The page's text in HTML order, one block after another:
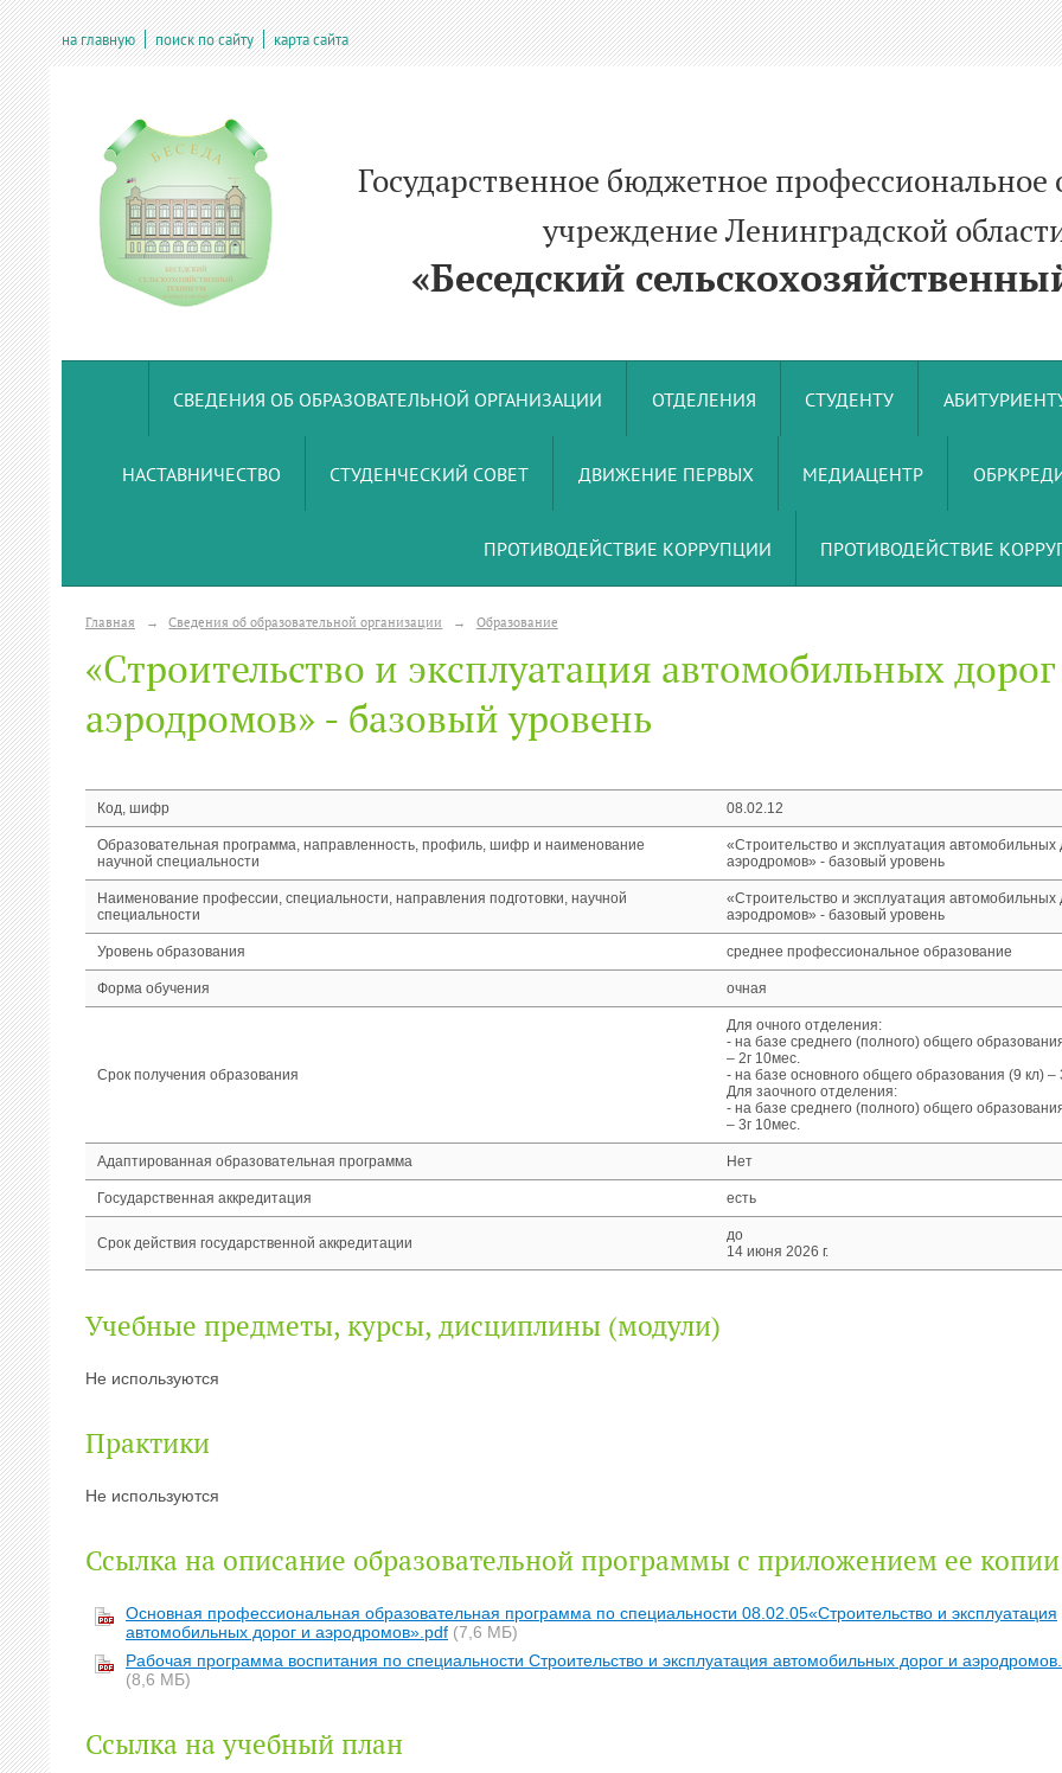
на главную поиск по сайту карта сайта
Государственное бюджетное профессиональное
учреждение Ленинградской
«Беседский
СВЕДЕНИЯ ОБ ОБРАЗОВАТЕЛЬНОЙ ОРГАНИЗАЦИИ ОТДЕЛЕНИЯ СТУДЕНТУ
НАСТАВНИЧЕСТВО СТУДЕНЧЕСКИЙ СОВЕТ ДВИЖЕНИЕ ПЕРВЫХ МЕДИАЦЕНТР
ПРОТИВОДЕЙСТВИЕ КОРРУПЦИИ ПРОТИВОДЕЙСТВИЕ
Главная → Сведения об образовательной организации → Образование
«Строительство и эксплуатация автомобильных
аэродромов» - базовый уровень
Код, шифр 08.02.12
Образовательная программа, направленность, профиль, шифр и наименование
научной специальности
«Строительство и эксплуатация автомобильных
аэродромов» - базовый уровень
Наименование профессии, специальности, направления подготовки, научной
специальности
«Строительство и эксплуатация автомобильных
аэродромов» - базовый уровень
Уровень образования среднее профессиональное образование
Форма обучения очная
Срок получения образования
Для очного отделения:
- на базе среднего (полного) общего
– 2г 10мес.
- на базе основного общего образования (9 кл) –
Для заочного отделения:
- на базе среднего (полного) общего
– 3г 10мес.
Адаптированная образовательная программа Нет
Государственная аккредитация есть
Срок действия государственной аккредитации
до
14 июня 2026 г.
Учебные предметы, курсы, дисциплины (модули)
Не используются
Практики
Не используются
Ссылка на описание образовательной программы с приложением ее копии
Основная профессиональная образовательная программа по специальности 08.02.05«Строительство и эксплуатация
автомобильных дорог и аэродромов».pdf (7,6 МБ)
Рабочая программа воспитания по специальности Строительство и эксплуатация автомобильных дорог и
(8,6 МБ)
Ссылка на учебный план